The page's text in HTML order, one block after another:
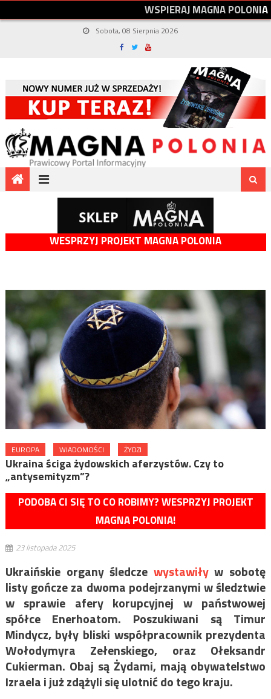
WSPIERAJMAGNAPOLONIA
Sobota, 08 Sierpnia 2026
WESPRZYJ PROJEKT MAGNA POLONIA
EUROPA WIADOMOŚCI ŻYDZI
Ukraina ściga żydowskich aferzystów. Czy to
„antysemityzm”?
PODOBA CI SIĘ TO CO ROBIMY? WESPRZYJ PROJEKT
MAGNA POLONIA!
23 listopada 2025
Ukraińskie organy śledcze wystawiływ sobotę
listy gończe za dwoma podejrzanymi w śledztwie
w sprawie afery korupcyjnej w państwowej
spółce Enerhoatom. Poszukiwani są Timur
Mindycz, były bliski współpracownik prezydenta
Wołodymyra Zełenskiego, oraz Ołeksandr
Cukierman. Obaj są Żydami, mają obywatelstwo
Izraela i już zdążyli się ulotnić do tego kraju.